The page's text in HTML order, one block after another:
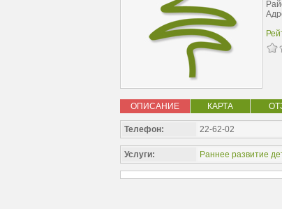
ОПИСАНИЕ КАРТА
Телефон: 22-62-02
Услуги: Раннее развитие